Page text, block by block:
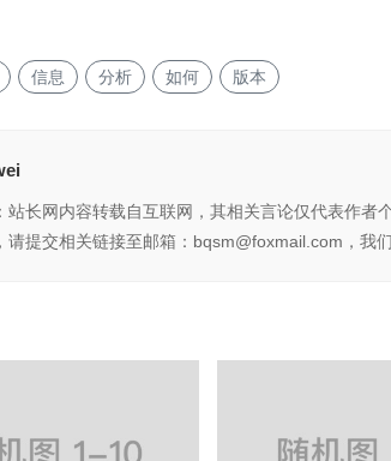
信息 分析 如何 版本
站长网内容转载自互联网，其相关言论仅代表作
请提交相关链接至邮箱：bqsm@foxmail.com，我